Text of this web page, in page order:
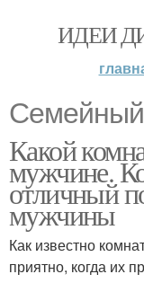
ИДЕИ
Семейный
Какой
мужчине.
отличный
мужчины
Как известно
приятно, когда их